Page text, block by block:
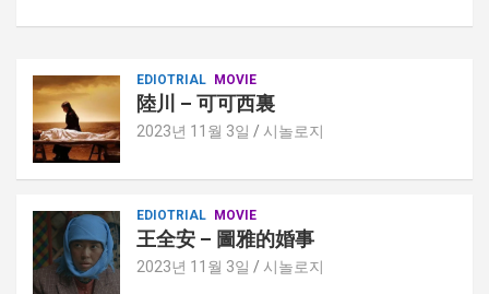
EDIOTRIAL MOVIE
陸川 – 可可西裏
2023년 11월 3일 시놀로지
EDIOTRIAL MOVIE
王全安 – 圖雅的婚事
2023년 11월 3일 시놀로지